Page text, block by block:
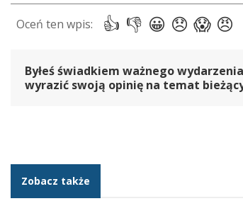
Byłeś świadkiem ważnego
wyrazić swoją opinię na temat
Zobacz także